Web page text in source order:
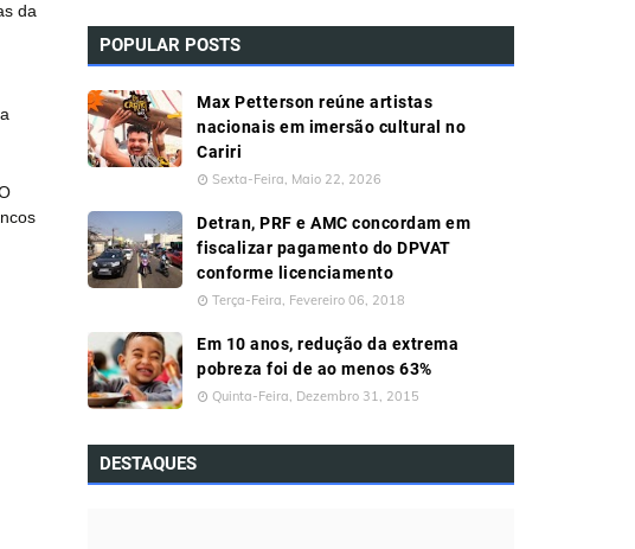
da
POPULAR POSTS
Max Petterson reúne artistas
nacionais em imersão cultural no
Cariri
Sexta-Feira, Maio 22, 2026
Detran, PRF e AMC concordam em
fiscalizar pagamento do DPVAT
conforme licenciamento
Terça-Feira, Fevereiro 06, 2018
Em 10 anos, redução da extrema
pobreza foi de ao menos 63%
Quinta-Feira, Dezembro 31, 2015
DESTAQUES